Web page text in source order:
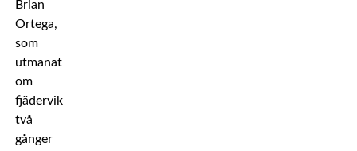
Brian
Ortega,
som
utmanat
om
fjäderviktstiteln
två
gånger